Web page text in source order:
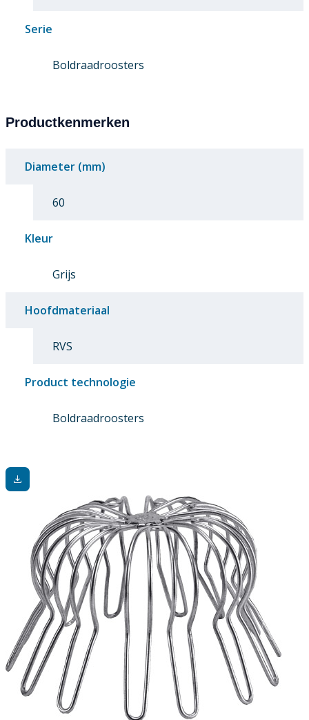
Serie
Boldraadroosters
Productkenmerken
Diameter (mm)
60
Kleur
Grijs
Hoofdmateriaal
RVS
Product technologie
Boldraadroosters